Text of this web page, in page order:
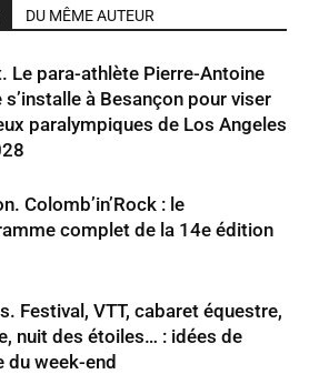
DU MÊME AUTEUR
Le para-athlète Pierre-Antoine
s’installe à Besançon pour viser
paralympiques de Los Angeles
Colomb’in’Rock : le
complet de la 14e édition
Festival, VTT, cabaret équestre,
nuit des étoiles… : idées de
du week-end